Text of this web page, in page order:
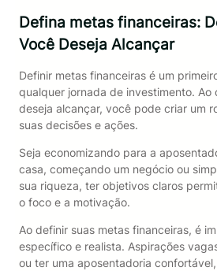
Defina metas financeiras:
Você Deseja Alcançar
Definir metas financeiras é um
qualquer jornada de investimento. Ao
deseja alcançar, você pode criar um
suas decisões e ações.
Seja economizando para a
casa, começando um negócio ou
sua riqueza, ter objetivos claros
o foco e a motivação.
Ao definir suas metas financeiras, é
específico e realista. Aspirações
ou ter uma aposentadoria